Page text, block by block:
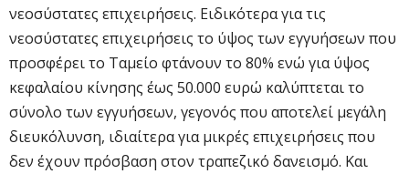
νεοσύστατες επιχειρήσεις. Ειδικότερα για τις
νεοσύστατες επιχειρήσεις το ύψος των εγγυήσεων που
προσφέρει το Ταμείο φτάνουν το 80% ενώ για ύψος
κεφαλαίου κίνησης έως 50.000 ευρώ καλύπτεται το
σύνολο των εγγυήσεων, γεγονός που αποτελεί μεγάλη
διευκόλυνση, ιδιαίτερα για μικρές επιχειρήσεις που
δεν έχουν πρόσβαση στον τραπεζικό δανεισμό. Και